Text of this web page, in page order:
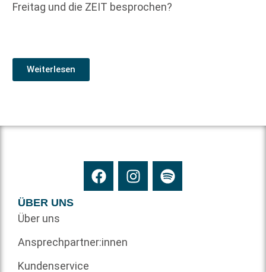
Freitag und die ZEIT besprochen?
Weiterlesen
ÜBER UNS
Über uns
Ansprechpartner:innen
Kundenservice